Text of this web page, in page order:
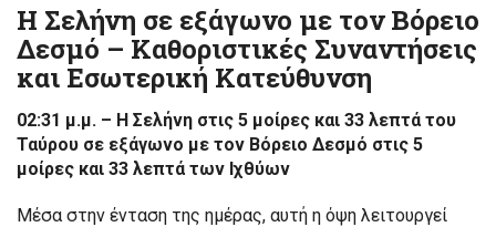
Η Σελήνη σε εξάγωνο με τον Βόρειο
Δεσμό – Καθοριστικές Συναντήσεις
και Εσωτερική Κατεύθυνση
02:31 μ.μ. – Η Σελήνη στις 5 μοίρες και 33 λεπτά του
Ταύρου σε εξάγωνο με τον Βόρειο Δεσμό στις 5
μοίρες και 33 λεπτά των Ιχθύων
Μέσα στην ένταση της ημέρας, αυτή η όψη λειτουργεί